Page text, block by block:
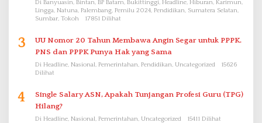
Di Banyuasin, Bintan, BP Batam, Bukittinggi, Headline, Hiburan, Karimun,
Lingga, Natuna, Palembang, Pemilu 2024, Pendidikan, Sumatera Selatan,
Sumbar, Tokoh
17851 Dilihat
3
UU Nomor 20 Tahun Membawa Angin Segar untuk PPPK.
PNS dan PPPK Punya Hak yang Sama
Di Headline, Nasional, Pemerintahan, Pendidikan, Uncategorized
15626
Dilihat
4
Single Salary ASN, Apakah Tunjangan Profesi Guru (TPG)
Hilang?
Di Headline, Nasional, Pemerintahan, Uncategorized 15411 Dilihat